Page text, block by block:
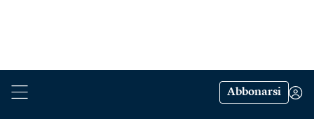
Abbonarsi